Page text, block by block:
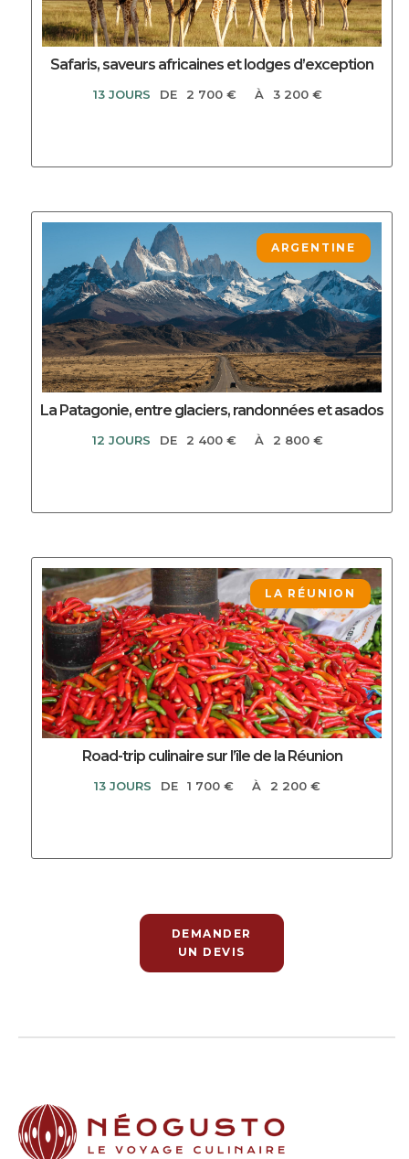
Safaris, saveurs africaines et lodges d’exception
13 JOURS DE 2 700 € À 3 200 €
La Patagonie, entre glaciers, randonnées et asados
12 JOURS DE 2 400 € À 2 800 €
DECOUVRIR CE CIRCUIT ARGENTINE
Road-trip culinaire sur l’île de la Réunion
13 JOURS DE 1 700 € À 2 200 €
DECOUVRIR CE CIRCUIT LA RÉUNION
DEMANDER
UN DEVIS